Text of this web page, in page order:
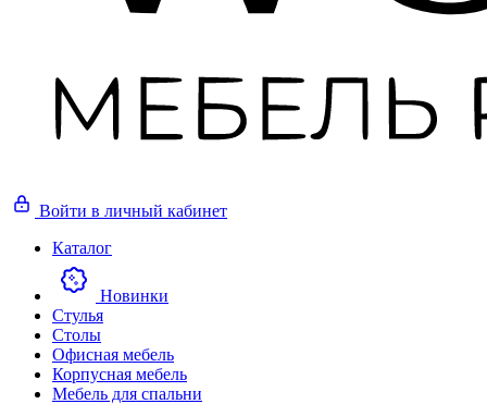
Войти в личный кабинет
Каталог
Новинки
Стулья
Столы
Офисная мебель
Корпусная мебель
Мебель для спальни